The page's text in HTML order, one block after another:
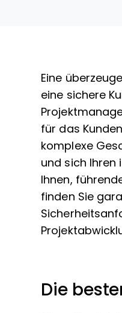
Eine
eine sichere
für das
komplexe
und sich Ihren
Ihnen,
finden Sie
Die